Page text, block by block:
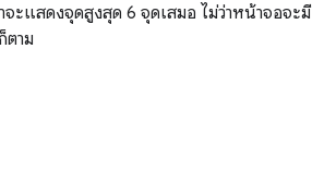
ะแสดงจุดสูงสุด 6 จุดเสมอ ไม่ว่าหน้าจอจะมี
ตาม